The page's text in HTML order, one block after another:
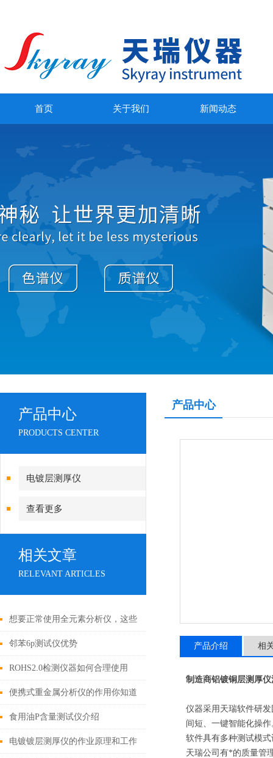
首页 关于我们 新闻动态
产品中心
PRODUCTS CENTER
电镀层测厚仪
查看更多
相关文章
RELEVANT ARTICLES
想要正常使用全元素分析仪，这些
细节不能忽视
邻苯6p测试仪优势
ROHS2.0检测仪器如何合理使用
呢？掌握这九点
便携式重金属分析仪的作用你知道
吗？
食用油P含量测试仪介绍
电镀镀层测厚仪的作业原理和工作
产品中心
产品介绍 相
制造商铝镀铜层测厚
仪器采用天瑞软件研
间短、一键智能化操
软件具有多种测试模
天瑞公司有*的质量管